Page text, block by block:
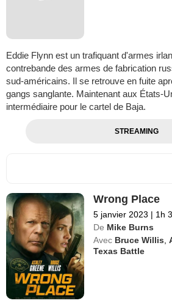
Eddie Flynn est un trafiquant d'armes
contrebande des armes de fabrication
sud-américains. Il se retrouve en fuite
gangs sanglante. Maintenant aux États-
intermédiaire pour le cartel de Baja.
STREAMING
Wrong Place
5 janvier 2023 | 1h
De Mike Burns
Avec Bruce Willis ,
Texas Battle